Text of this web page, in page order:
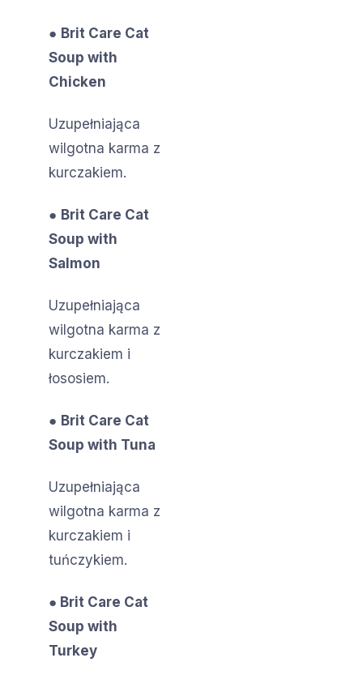
● Brit Care Cat
Soup with
Chicken
Uzupełniająca
wilgotna karma z
kurczakiem.
● Brit Care Cat
Soup with
Salmon
Uzupełniająca
wilgotna karma z
kurczakiem i
łososiem.
● Brit Care Cat
Soup with Tuna
Uzupełniająca
wilgotna karma z
kurczakiem i
tuńczykiem.
● Brit Care Cat
Soup with
Turkey